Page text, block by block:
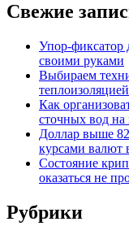
Свежие
Упор-фиксатор
своими руками
Выбираем
теплоизоляцией
Как
сточных вод на
Доллар выше
курсами валют
Состояние
оказаться не
Рубрики